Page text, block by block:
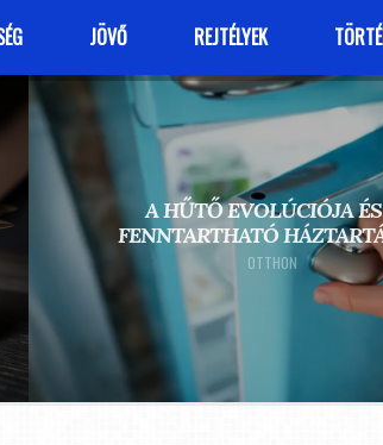
JÖVŐ REJTÉLYEK
A HŰTŐ EVOLÚCIÓJA
FENNTARTHATÓ
OTTHON